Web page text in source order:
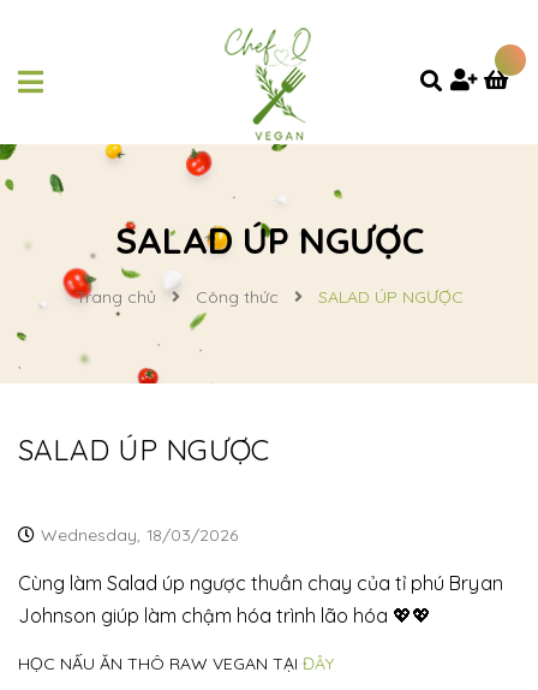
SALAD ÚP NGƯỢC
Trang chủ Công thức SALAD ÚP NGƯỢC
SALAD ÚP NGƯỢC
Wednesday, 18/03/2026
Cùng làm Salad úp ngược thuần chay của tỉ phú Bryan
Johnson giúp làm chậm hóa trình lão hóa 💖💖
HỌC NẤU ĂN THÔ RAW VEGAN TẠI ĐÂY